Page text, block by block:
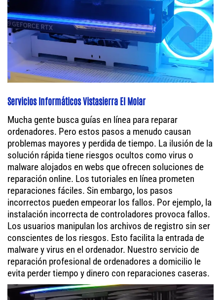
Servicios Informáticos Vistasierra El Molar
Mucha gente busca guías en línea para reparar
ordenadores. Pero estos pasos a menudo causan
problemas mayores y perdida de tiempo. La ilusión de la
solución rápida tiene riesgos ocultos como virus o
malware alojados en webs que ofrecen soluciones de
reparación online. Los tutoriales en línea prometen
reparaciones fáciles. Sin embargo, los pasos
incorrectos pueden empeorar los fallos. Por ejemplo, la
instalación incorrecta de controladores provoca fallos.
Los usuarios manipulan los archivos de registro sin ser
conscientes de los riesgos. Esto facilita la entrada de
malware y virus en el ordenador. Nuestro servicio de
reparación profesional de ordenadores a domicilio le
evita perder tiempo y dinero con reparaciones caseras.